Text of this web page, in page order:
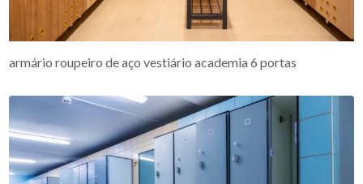
armário roupeiro de aço vestiário academia 6 portas